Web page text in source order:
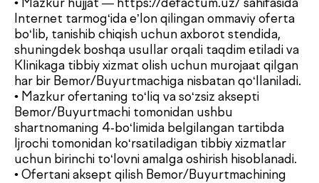
Ijrochi tomonidan ko‘rsatiladigan tibbiy xizmatlar
uchun birinchi to‘lovni amalga oshirish hisoblanadi.
• Ofertani aksept qilish Bemor/Buyurtmachining
ushbu taklifning barcha shartlariga roziligini
anglatadi va Klinika bilan tibbiy xizmatlar ko‘rsatish
bo‘yicha yozma shartnoma tuzishga
tenglashtiriladi.
• Oferta Klinika tomonidan ko‘rsatiladigan barcha
tibbiy xizmatlarga tatbiq etiladi.
• Mazkur oferta-shartnomaning ushbu tahriri
klinika saytida https://defactum.uz/ e’lon qilingan
paytdan boshlab kuchga kiradi va u rasman bekor
qilingunga yoki yangi tahrirdagi oferta
tasdiqlanguniga qadar amal qiladi.